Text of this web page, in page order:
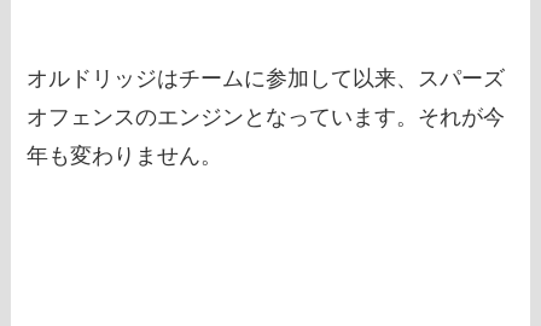
オルドリッジはチームに参加して以来、スパーズ
オフェンスのエンジンとなっています。それが今
年も変わりません。